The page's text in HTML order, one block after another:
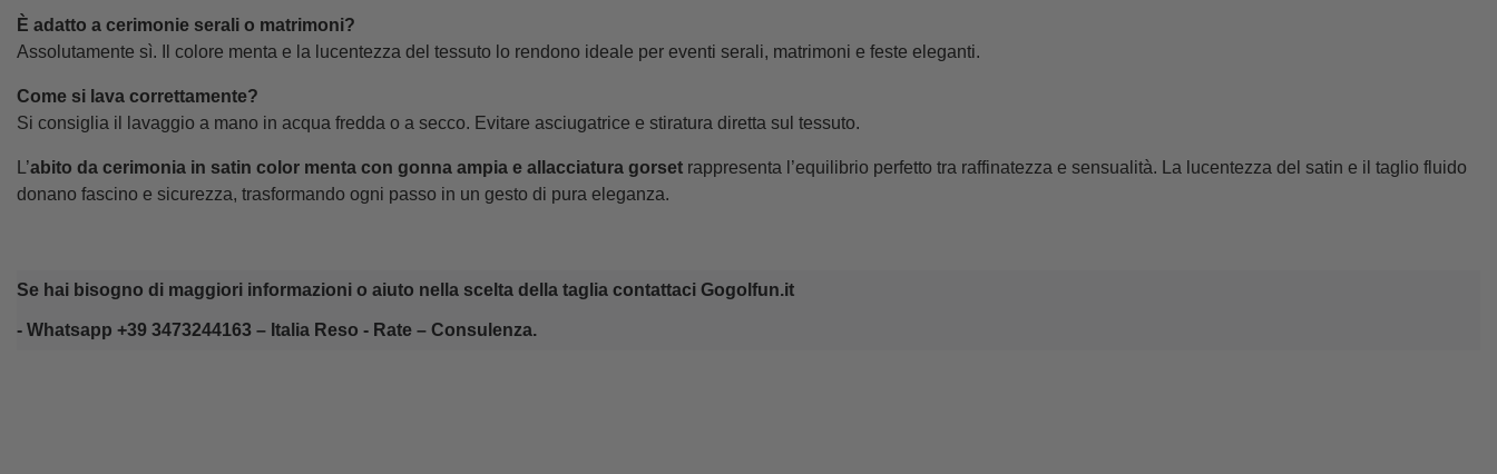
È adatto a cerimonie serali o matrimoni?
Assolutamente sì. Il colore menta e la lucentezza del tessuto lo rendono ideale per eventi serali, matrimoni e feste eleganti.
Come si lava correttamente?
Si consiglia il lavaggio a mano in acqua fredda o a secco. Evitare asciugatrice e stiratura diretta sul tessuto.
L’abito da cerimonia in satin color menta con gonna ampia e allacciatura gorset rappresenta l’equilibrio perfetto tra raffinatezza e sensualità. La lucentezza del satin e il taglio fluido
donano fascino e sicurezza, trasformando ogni passo in un gesto di pura eleganza.
Se hai bisogno di maggiori informazioni o aiuto nella scelta della taglia contattaci Gogolfun.it
- Whatsapp +39 3473244163 – Italia Reso - Rate – Consulenza.